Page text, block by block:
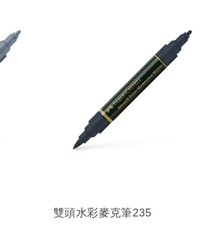
雙頭水彩麥克筆235